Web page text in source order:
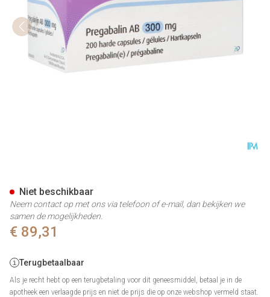
€ 89,31
Terugbetaalbaar
Als je recht hebt op een terugbetaling voor dit geneesmiddel, betaal je in de
apotheek een verlaagde prijs en niet de prijs die op onze webshop vermeld staat.
Niet beschikbaar
Neem contact op met ons via telefoon of e-mail, dan bekijken we
samen de mogelijkheden.